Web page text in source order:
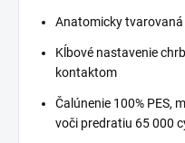
Anatomicky
Kĺbové nastavenie
kontaktom
Čalúnenie 100% PES,
voči predratiu 65 000